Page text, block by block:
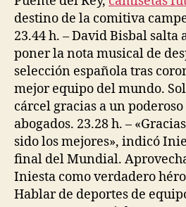
destino de la comitiva
23.44 h. – David Bisbal salta
poner la nota musical de
selección española tras
mejor equipo del mundo.
cárcel gracias a un
abogados. 23.28 h. –
sido los mejores», indicó
final del Mundial.
Iniesta como verdadero
Hablar de deportes de